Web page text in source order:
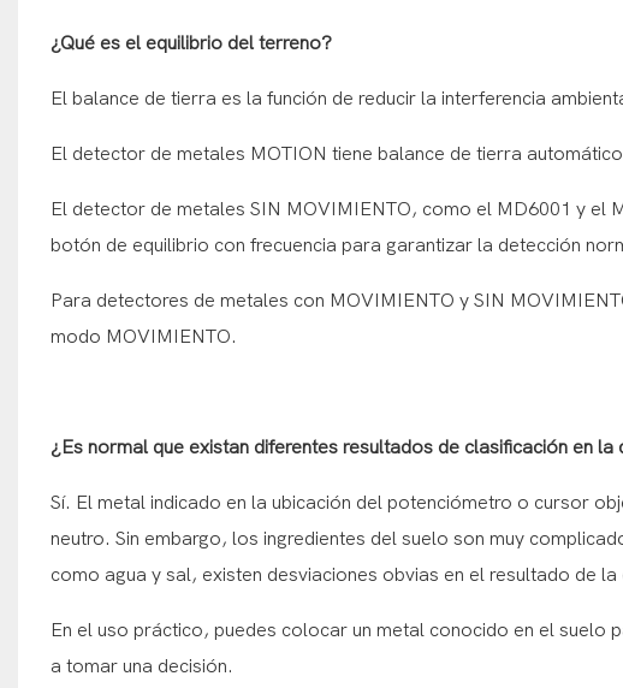
¿Qué es el equilibrio del terreno?
El balance de tierra es la función de reducir la interferencia
El detector de metales MOTION tiene balance de tierra
El detector de metales SIN MOVIMIENTO, como el MD6001 y el
botón de equilibrio con frecuencia para garantizar la detección
Para detectores de metales con MOVIMIENTO y SIN
modo MOVIMIENTO.
¿Es normal que existan diferentes resultados de clasificación en
Sí. El metal indicado en la ubicación del potenciómetro o cursor
neutro. Sin embargo, los ingredientes del suelo son muy
como agua y sal, existen desviaciones obvias en el resultado de la
En el uso práctico, puedes colocar un metal conocido en el
a tomar una decisión.